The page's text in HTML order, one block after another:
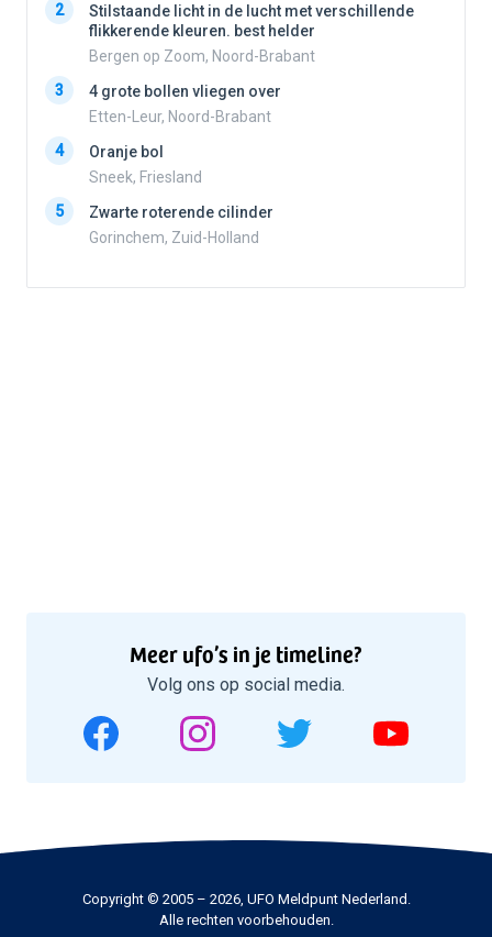
2
Stilstaande licht in de lucht met verschillende
flikkerende kleuren. best helder
Bergen op Zoom, Noord-Brabant
3
4 grote bollen vliegen over
Etten-Leur, Noord-Brabant
4
Oranje bol
Sneek, Friesland
5
Zwarte roterende cilinder
Gorinchem, Zuid-Holland
Meer ufo’s in je timeline?
Volg ons op social media.
Copyright © 2005 – 2026, UFO Meldpunt Nederland.
Alle rechten voorbehouden.